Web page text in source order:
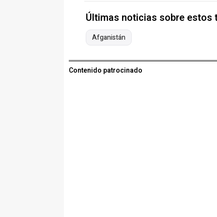
Últimas noticias sobre estos
Afganistán
Contenido patrocinado